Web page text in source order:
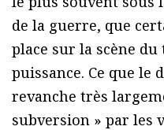
de la guerre, que
place sur la scène
puissance. Ce que le
revanche très
subversion » par les